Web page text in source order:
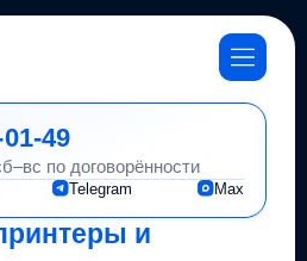
и
49
по договорённости
Telegram Max